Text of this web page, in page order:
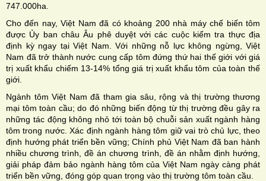
747.000ha.
Cho đến nay, Việt Nam đã có khoảng 200 nhà máy chế biến tôm
được Ủy ban châu Âu phê duyệt với các cuộc kiểm tra thực địa
định kỳ ngay tại Việt Nam. Với những nỗ lực không ngừng, Việt
Nam đã trở thành nước cung cấp tôm đứng thứ hai thế giới với giá
trị xuất khẩu chiếm 13-14% tổng giá trị xuất khẩu tôm của toàn thế
giới.
Ngành tôm Việt Nam đã tham gia sâu, rộng và thị trường thương
mại tôm toàn cầu; do đó những biến động từ thị trường đều gây ra
những tác động không nhỏ tới toàn bộ chuỗi sản xuất ngành hàng
tôm trong nước. Xác định ngành hàng tôm giữ vai trò chủ lực, theo
định hướng phát triển bền vững; Chính phủ Việt Nam đã ban hành
nhiều chương trình, đề án chương trình, đề án nhằm định hướng,
giải pháp đảm bảo ngành hàng tôm của Việt Nam ngày càng phát
triển bền vững, đóng góp quan trọng vào thị trường tôm toàn cầu.